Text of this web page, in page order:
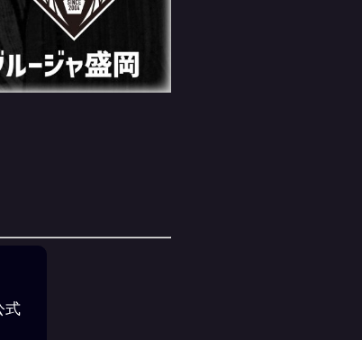
式